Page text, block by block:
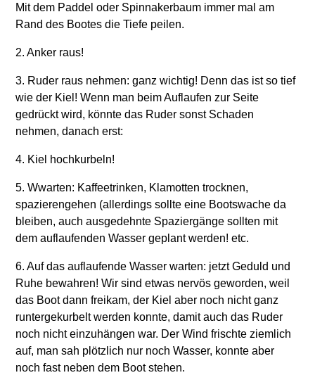
Mit dem Paddel oder Spinnakerbaum immer mal am
Rand des Bootes die Tiefe peilen.
2. Anker raus!
3. Ruder raus nehmen: ganz wichtig! Denn das ist so tief
wie der Kiel! Wenn man beim Auflaufen zur Seite
gedrückt wird, könnte das Ruder sonst Schaden
nehmen, danach erst:
4. Kiel hochkurbeln!
5. Wwarten: Kaffeetrinken, Klamotten trocknen,
spazierengehen (allerdings sollte eine Bootswache da
bleiben, auch ausgedehnte Spaziergänge sollten mit
dem auflaufenden Wasser geplant werden! etc.
6. Auf das auflaufende Wasser warten: jetzt Geduld und
Ruhe bewahren! Wir sind etwas nervös geworden, weil
das Boot dann freikam, der Kiel aber noch nicht ganz
runtergekurbelt werden konnte, damit auch das Ruder
noch nicht einzuhängen war. Der Wind frischte ziemlich
auf, man sah plötzlich nur noch Wasser, konnte aber
noch fast neben dem Boot stehen.